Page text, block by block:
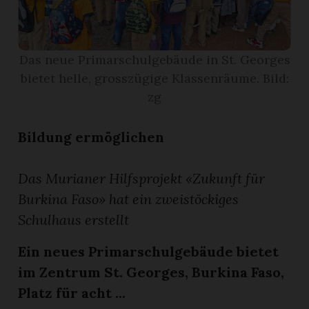
App
Bildung ermöglichen
Das Murianer Hilfsprojekt «Zukunft für
Burkina Faso» hat ein zweistöckiges
Schulhaus erstellt
Ein neues Primarschulgebäude bietet
im Zentrum St. Georges, Burkina Faso,
Platz für acht ...